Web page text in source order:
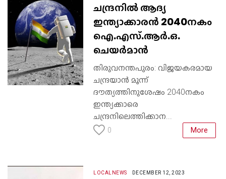
ചന്ദ്രനില്‍ ആദ്യ
ഇന്ത്യാക്കാരന്‍ 2040നകം
ഐ.എസ്.ആര്‍.ഒ.
ചെയര്‍മാന്‍
തിരുവനന്തപുരം: വിജയകരമായ
ചന്ദ്രയാന്‍ മൂന്ന്
ദൗത്യത്തിനുശേഷം 2040നകം
ഇന്ത്യക്കാരെ
ചന്ദ്രനിലെത്തിക്കാന...
0 More
LOCALNEWS DECEMBER 12, 2023